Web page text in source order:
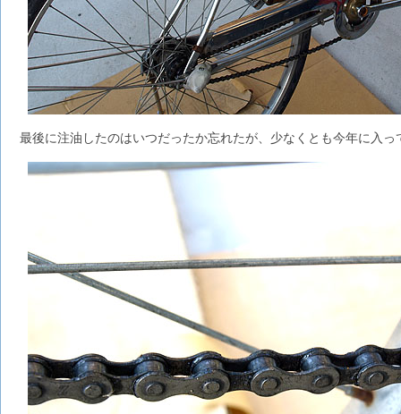
最後に注油したのはいつだったか忘れたが、少なくとも今年に入